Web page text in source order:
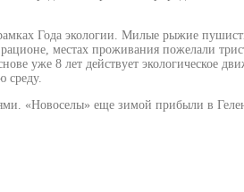
Года экологии. Милые рыжие
местах проживания пожелали
уже 8 лет действует экологическое
среду.
«Новоселы» еще зимой прибыли в